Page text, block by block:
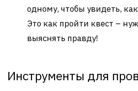
одному, чтобы увидеть,
Это как пройти квест –
выяснять правду!
Инструменты для